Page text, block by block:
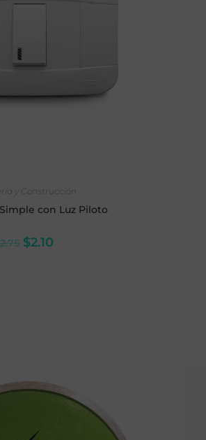
y Construcción
con Luz Piloto
2.75 $2.10